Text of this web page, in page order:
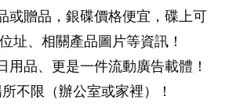
或贈品，銀碟價格便宜，碟上可
址、相關產品圖片等資訊！
用品、更是一件流動廣告載體！
不限（辦公室或家裡）！